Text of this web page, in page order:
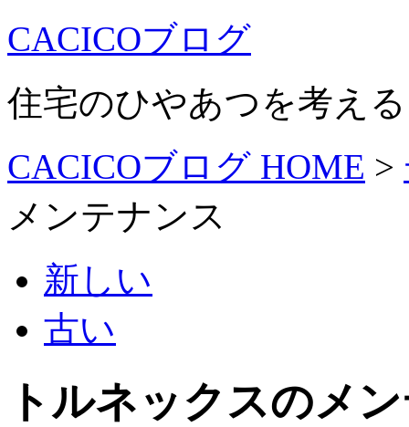
CACICOブログ
住宅のひやあつを考える
CACICOブログ HOME >
メンテナンス
新しい
古い
トルネックスのメ